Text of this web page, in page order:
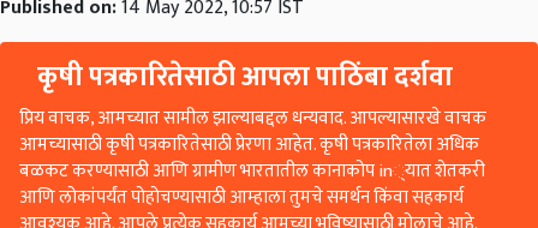
Published on:14 May 2022, 10:57 IST
कृषी पत्रकारितेसाठी आपला पाठिंबा दर्शवा
प्रिय वाचक, आमच्यात सामील झाल्याबद्दल धन्यवाद. आपल्यासारखे वाचक
आमच्यासाठी कृषी पत्रकारितेसाठी प्रेरणा आहेत. कृषी पत्रकारितेला अधिक
बळकट करण्यासाठी आणि ग्रामीण भारतातील कानाकोप in्यात शेतकरी
आणि लोकांपर्यंत पोहोचण्यासाठी आम्हाला तुमचे समर्थन किंवा सहकार्य